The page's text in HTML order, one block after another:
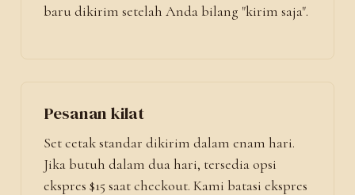
baru dikirim setelah Anda bilang "kirim saja".
Pesanan kilat
Set cetak standar dikirim dalam enam hari.
Jika butuh dalam dua hari, tersedia opsi
ekspres $15 saat checkout. Kami batasi ekspres